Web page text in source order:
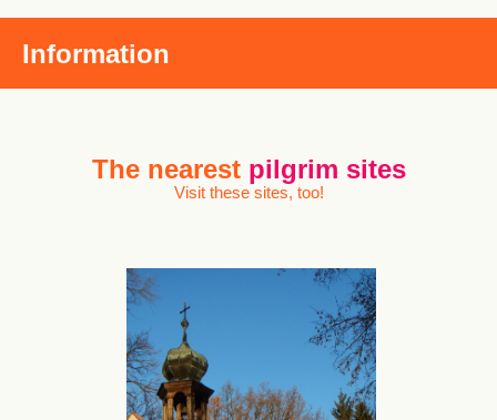
Information
The nearest pilgrim sites
Visit these sites, too!